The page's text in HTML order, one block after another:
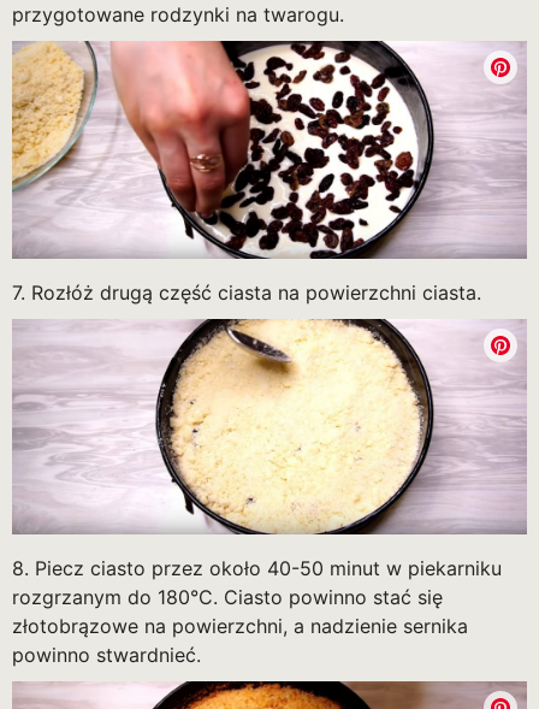
przygotowane rodzynki na twarogu.
7. Rozłóż drugą część ciasta na powierzchni ciasta.
8. Piecz ciasto przez około 40-50 minut w piekarniku
rozgrzanym do 180°C. Ciasto powinno stać się
złotobrązowe na powierzchni, a nadzienie sernika
powinno stwardnieć.